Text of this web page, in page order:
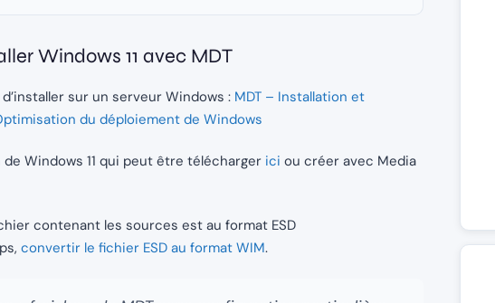
Windows 11 avec MDT
sur un serveur Windows : MDT – Installation et
du déploiement de Windows
Windows 11 qui peut être télécharger ici ou créer avec Media
contenant les sources est au format ESD
convertir le fichier ESD au format WIM.